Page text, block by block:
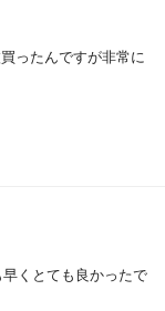
ったんですが非常に
くとても良かったで